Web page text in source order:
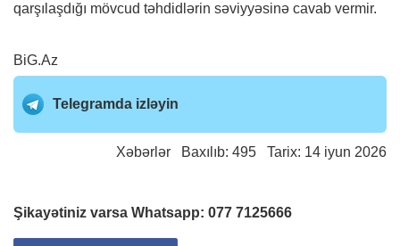
qarşılaşdığı mövcud təhdidlərin səviyyəsinə cavab vermir.
BiG.Az
Telegramda izləyin
Xəbərlər Baxılıb: 495 Tarix: 14 iyun 2026
Şikayətiniz varsa Whatsapp: 077 7125666